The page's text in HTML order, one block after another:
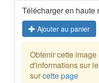
Télécharger en haute
Ajouter au panier
Obtenir cette
d'informations sur
surcette page